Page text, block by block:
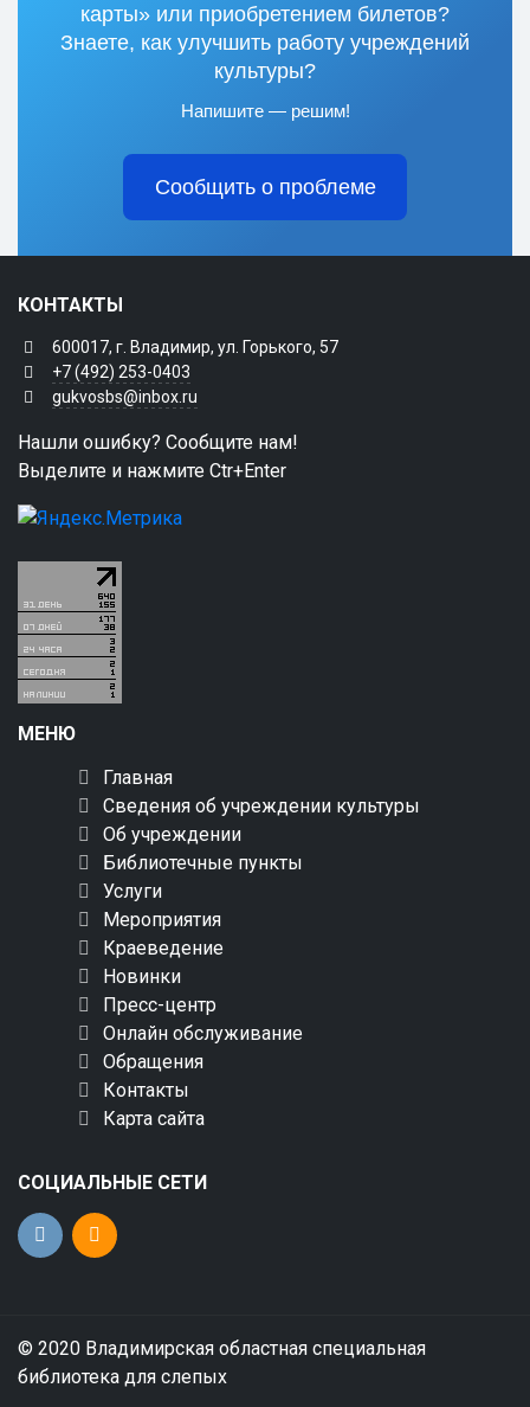
карты» или приобретением билетов?
Знаете, как улучшить работу учреждений
культуры?
Напишите — решим!
Сообщить о проблеме
КОНТАКТЫ
600017, г. Владимир, ул. Горького, 57
+7 (492) 253-0403
gukvosbs@inbox.ru
Нашли ошибку? Сообщите нам!
Выделите и нажмите Ctr+Enter
МЕНЮ
Главная
Сведения об учреждении культуры
Об учреждении
Библиотечные пункты
Услуги
Мероприятия
Краеведение
Новинки
Пресс-центр
Онлайн обслуживание
Обращения
Контакты
Карта сайта
СОЦИАЛЬНЫЕ СЕТИ
© 2020 Владимирская областная специальная
библиотека для слепых